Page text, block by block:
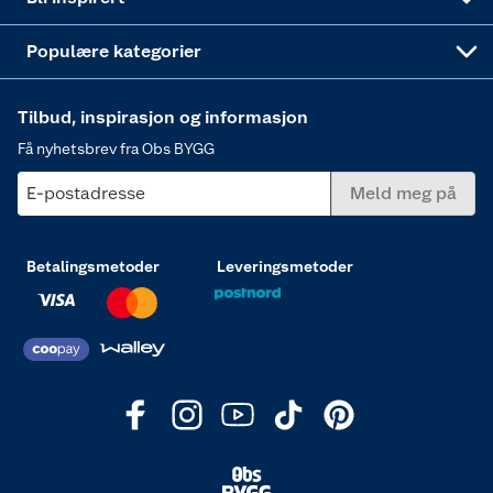
Populære kategorier
Tilbud, inspirasjon og informasjon
Få nyhetsbrev fra Obs BYGG
E-postadresse Meld meg på
Betalingsmetoder Leveringsmetoder